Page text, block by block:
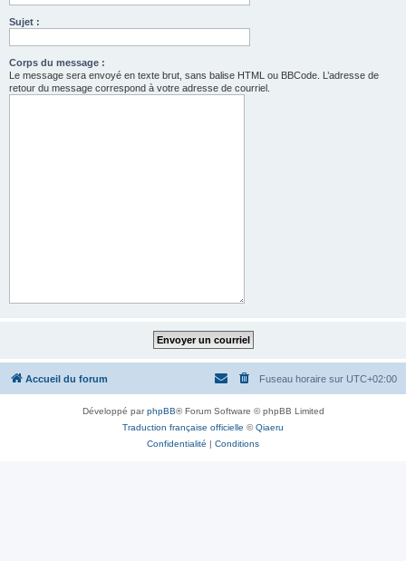
Sujet :
Corps du message :
Le message sera envoyé en texte brut, sans balise HTML ou BBCode. L’adresse de
retour du message correspond à votre adresse de courriel.
Accueil du forum Fuseau horaire sur UTC+02:00
Développé parphpBB® Forum Software © phpBB Limited
Traduction française officielle ©Qiaeru
Confidentialité | Conditions